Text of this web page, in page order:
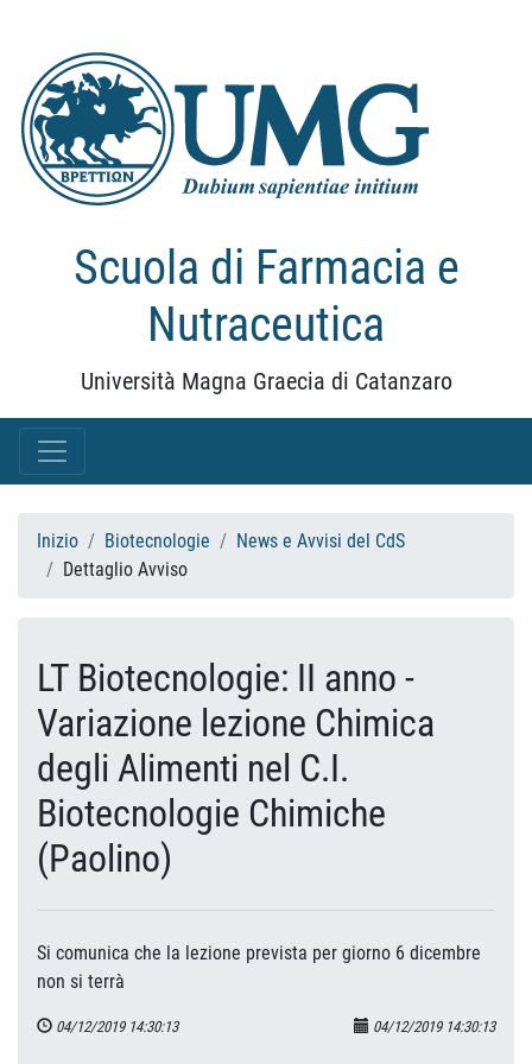
Scuola di Farmacia e
Nutraceutica
Università Magna Graecia di Catanzaro
Inizio Biotecnologie
News e Avvisi del CdS
Dettaglio Avviso
LT Biotecnologie: II anno -
Variazione lezione Chimica
degli Alimenti nel C.I.
Biotecnologie Chimiche
(Paolino)
Si comunica che la lezione prevista per giorno 6 dicembre
non si terrà
04/12/2019 14:30:13 04/12/2019 14:30:13